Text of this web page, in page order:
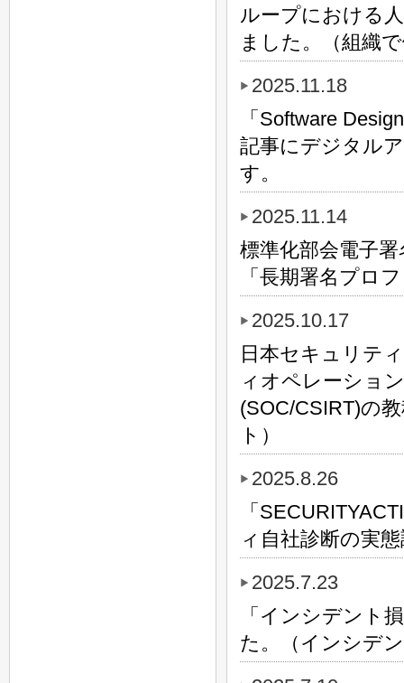
ループにおける
ました。（組織
2025.11.18
「Software
記事にデジタル
す。
2025.11.14
標準化部会電子
「長期署名プロ
2025.10.17
日本セキュリテ
ィオペレーショ
(SOC/CSIRT)の
ト）
2025.8.26
「
ィ自社診断の実
2025.7.23
「インシデント
た。（インシデ